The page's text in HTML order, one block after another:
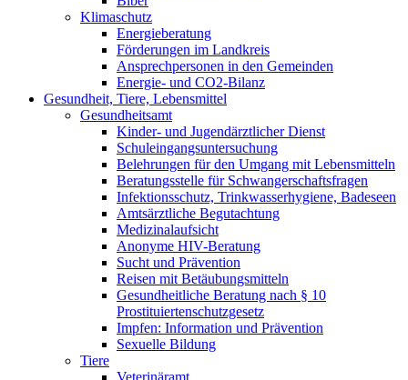
Klimaschutz
Energieberatung
Förderungen im Landkreis
Ansprechpersonen in den Gemeinden
Energie- und CO2-Bilanz
Gesundheit, Tiere, Lebensmittel
Gesundheitsamt
Kinder- und Jugendärztlicher Dienst
Schuleingangsuntersuchung
Belehrungen für den Umgang mit Lebensmitteln
Beratungsstelle für Schwangerschaftsfragen
Infektionsschutz, Trinkwasserhygiene, Badeseen
Amtsärztliche Begutachtung
Medizinalaufsicht
Anonyme HIV-Beratung
Sucht und Prävention
Reisen mit Betäubungsmitteln
Gesundheitliche Beratung nach § 10
Prostituiertenschutzgesetz
Impfen: Information und Prävention
Sexuelle Bildung
Tiere
Veterinäramt